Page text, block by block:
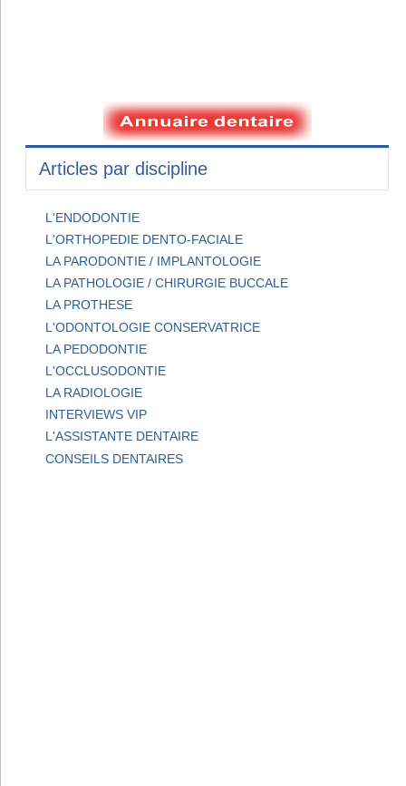
Articles par discipline
L'ENDODONTIE
L'ORTHOPEDIE DENTO-FACIALE
LA PARODONTIE / IMPLANTOLOGIE
LA PATHOLOGIE / CHIRURGIE BUCCALE
LA PROTHESE
L'ODONTOLOGIE CONSERVATRICE
LA PEDODONTIE
L'OCCLUSODONTIE
LA RADIOLOGIE
INTERVIEWS VIP
L'ASSISTANTE DENTAIRE
CONSEILS DENTAIRES